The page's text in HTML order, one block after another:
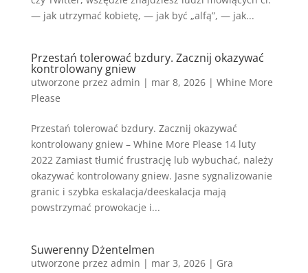
— jak utrzymać kobietę, — jak być „alfą”, — jak...
Przestań tolerować bzdury. Zacznij okazywać
kontrolowany gniew
utworzone przez admin | mar 8, 2026| Whine More
Please
Przestań tolerować bzdury. Zacznij okazywać
kontrolowany gniew – Whine More Please 14 luty
2022 Zamiast tłumić frustrację lub wybuchać, należy
okazywać kontrolowany gniew. Jasne sygnalizowanie
granic i szybka eskalacja/deeskalacja mają
powstrzymać prowokacje i...
Suwerenny Dżentelmen
utworzone przez admin | mar 3, 2026| Gra